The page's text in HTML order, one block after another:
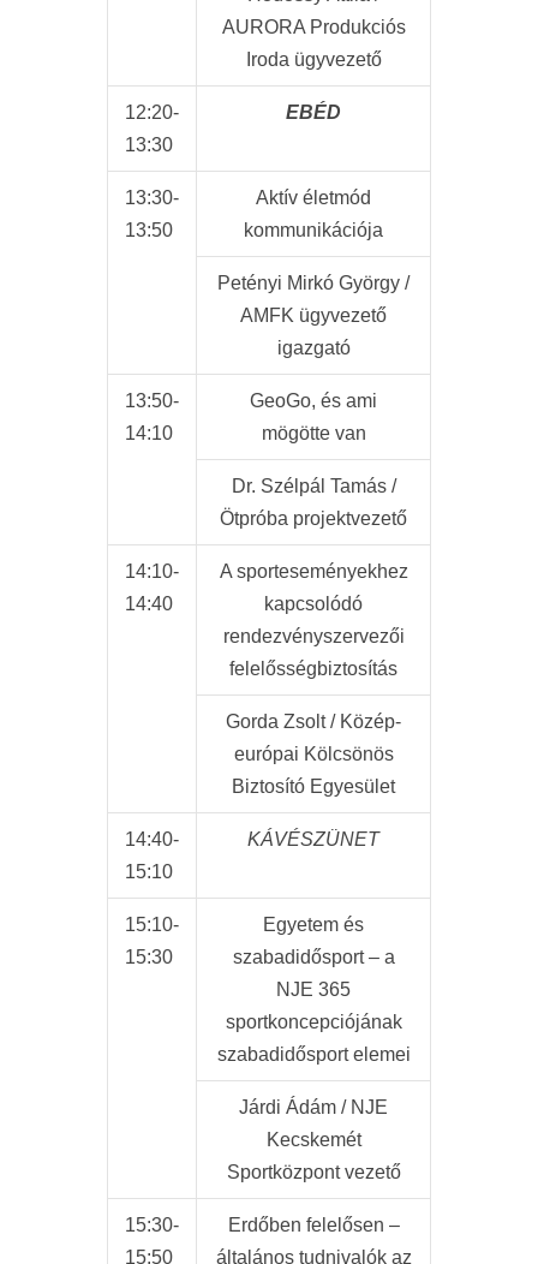
AURORA Produkciós
Iroda ügyvezető
12:20-
13:30
EBÉD
13:30-
13:50
Aktív életmód
kommunikációja
Petényi Mirkó György /
AMFK ügyvezető
igazgató
13:50-
14:10
GeoGo, és ami
mögötte van
Dr. Szélpál Tamás /
Ötpróba projektvezető
14:10-
14:40
A sporteseményekhez
kapcsolódó
rendezvényszervezői
felelősségbiztosítás
Gorda Zsolt / Közép-
európai Kölcsönös
Biztosító Egyesület
14:40-
15:10
KÁVÉSZÜNET
15:10-
15:30
Egyetem és
szabadidősport – a
NJE 365
sportkoncepciójának
szabadidősport elemei
Járdi Ádám / NJE
Kecskemét
Sportközpont vezető
15:30-
15:50
Erdőben felelősen –
általános tudnivalók az